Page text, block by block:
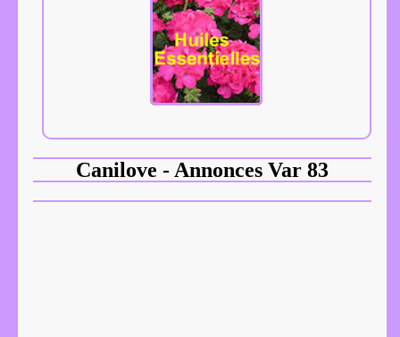
Canilove - Annonces Var 83